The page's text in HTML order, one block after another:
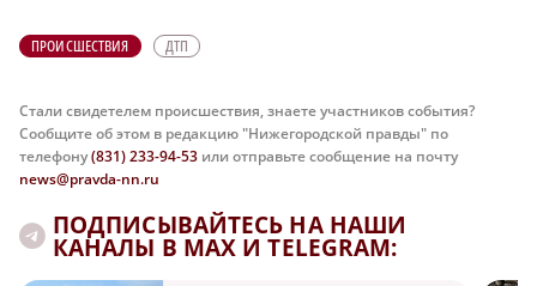
ПРОИСШЕСТВИЯ ДТП
Стали свидетелем происшествия, знаете участников события?
Сообщите об этом в редакцию "Нижегородской правды" по
телефону(831) 233-94-53 или отправьте сообщение на почту
news@pravda-nn.ru
ПОДПИСЫВАЙТЕСЬ НА НАШИ
КАНАЛЫ В MAX И TELEGRAM: